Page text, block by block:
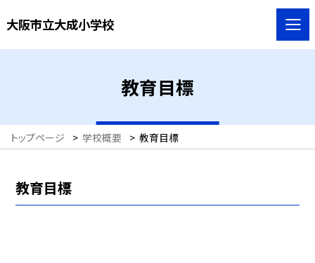
大阪市立大成小学校
教育目標
トップページ > 学校概要 > 教育目標
教育目標